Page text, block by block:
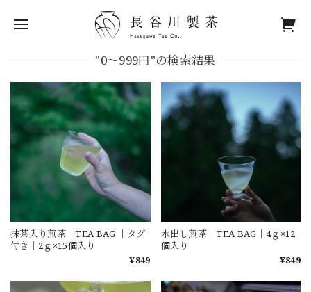
"0～999円"の検索結果
抹茶入り煎茶 TEA BAG ｜タグ
付き｜2ｇ×15個入り
¥849
水出し煎茶 TEA BAG｜4ｇ×12
個入り
¥849